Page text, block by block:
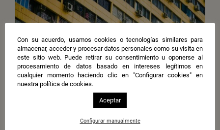
Curiosidades sobre energía, Energía y economía,
Con su acuerdo, usamos cookies o tecnologías similares para
almacenar, acceder y procesar datos personales como su visita en
este sitio web. Puede retirar su consentimiento u oponerse al
procesamiento de datos basado en intereses legítimos en
cualquier momento haciendo clic en "Configurar cookies" en
nuestra política de cookies.
Aceptar
Configurar manualmente